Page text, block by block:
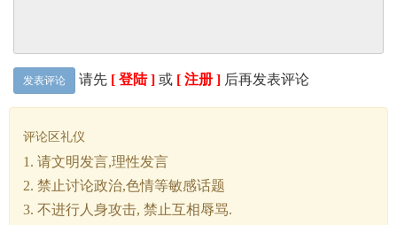
发表评论 请先 [ 登陆 ] 或 [ 注册 ] 后再发表评论
评论区礼仪
1. 请文明发言,理性发言
2. 禁止讨论政治,色情等敏感话题
3. 不进行人身攻击, 禁止互相辱骂.